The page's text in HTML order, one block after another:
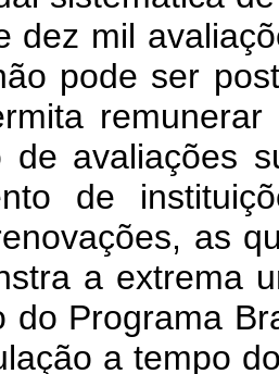
dez mil
pode ser
de avaliações
de
as
a extrema
do Programa
a tempo